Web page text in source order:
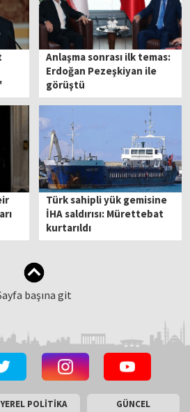
Anlaşma sonrası ilk temas:
Erdoğan Pezeşkiyan ile
görüştü
Türk sahipli yük gemisine
İHA saldırısı: Mürettebat
kurtarıldı
başına git
YEREL POLİTİKA GÜNCEL